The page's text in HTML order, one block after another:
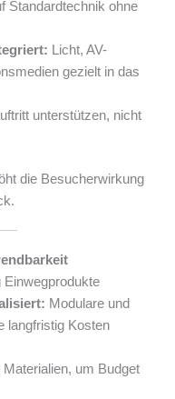
Standardtechnik ohne
Licht, AV-
gezielt in das
unterstützen, nicht
die Besucherwirkung
Einwegprodukte
Modulare und
langfristig Kosten
um Budget